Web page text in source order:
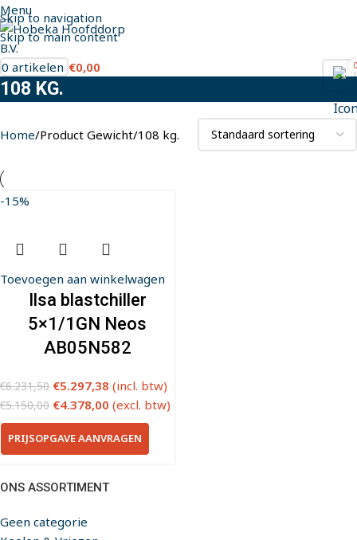
Skip to navigation
Skip to main content
Menu
0
0 artikelen €0,00
108 KG.
ONS ASSORTIMENT
Geen categorie
Home Product Gewicht 108 kg.
-15%
Toevoegen aan winkelwagen
Ilsa blastchiller
5×1/1GN Neos
AB05N582
€6.231,50 €5.297,38 (incl. btw)
€5.150,00 €4.378,00 (excl. btw)
PRIJSOPGAVE AANVRAGEN